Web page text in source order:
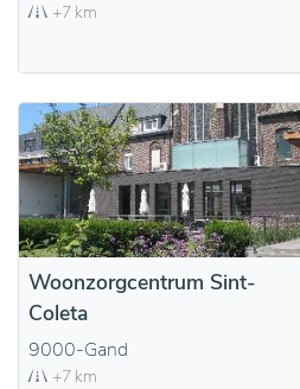
+7 km
Woonzorgcentrum Sint-
Coleta
9000-Gand
+7 km